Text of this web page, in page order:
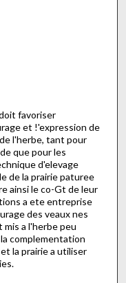
favoriser
et !'expression de
l'herbe, tant pour
que pour les
d'elevage
de la prairie paturee
ainsi le co-Gt de leur
a ete entreprise
des veaux nes
a l'herbe peu
complementation
la prairie a utiliser